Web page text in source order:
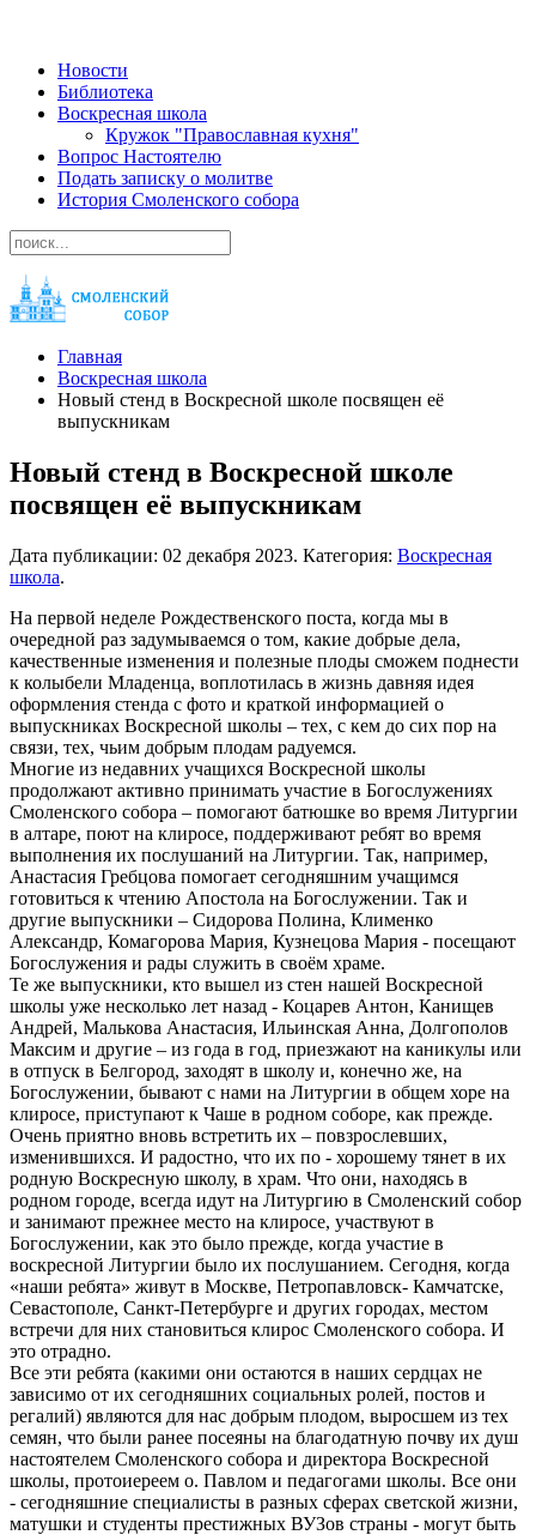
Новости
Библиотека
Воскресная школа
Кружок "Православная кухня"
Вопрос Настоятелю
Подать записку о молитве
История Смоленского собора
Главная
Воскресная школа
Новый стенд в Воскресной школе посвящен её
выпускникам
Новый стенд в Воскресной школе
посвящен её выпускникам
Дата публикации: 02 декабря 2023. Категория: Воскресная
школа.
На первой неделе Рождественского поста, когда мы в
очередной раз задумываемся о том, какие добрые дела,
качественные изменения и полезные плоды сможем поднести
к колыбели Младенца, воплотилась в жизнь давняя идея
оформления стенда с фото и краткой информацией о
выпускниках Воскресной школы – тех, с кем до сих пор на
связи, тех, чьим добрым плодам радуемся.
Многие из недавних учащихся Воскресной школы
продолжают активно принимать участие в Богослужениях
Смоленского собора – помогают батюшке во время Литургии
в алтаре, поют на клиросе, поддерживают ребят во время
выполнения их послушаний на Литургии. Так, например,
Анастасия Гребцова помогает сегодняшним учащимся
готовиться к чтению Апостола на Богослужении. Так и
другие выпускники – Сидорова Полина, Клименко
Александр, Комагорова Мария, Кузнецова Мария - посещают
Богослужения и рады служить в своём храме.
Те же выпускники, кто вышел из стен нашей Воскресной
школы уже несколько лет назад - Коцарев Антон, Канищев
Андрей, Малькова Анастасия, Ильинская Анна, Долгополов
Максим и другие – из года в год, приезжают на каникулы или
в отпуск в Белгород, заходят в школу и, конечно же, на
Богослужении, бывают с нами на Литургии в общем хоре на
клиросе, приступают к Чаше в родном соборе, как прежде.
Очень приятно вновь встретить их – повзрослевших,
изменившихся. И радостно, что их по - хорошему тянет в их
родную Воскресную школу, в храм. Что они, находясь в
родном городе, всегда идут на Литургию в Смоленский собор
и занимают прежнее место на клиросе, участвуют в
Богослужении, как это было прежде, когда участие в
воскресной Литургии было их послушанием. Сегодня, когда
«наши ребята» живут в Москве, Петропавловск- Камчатске,
Севастополе, Санкт-Петербурге и других городах, местом
встречи для них становиться клирос Смоленского собора. И
это отрадно.
Все эти ребята (какими они остаются в наших сердцах не
зависимо от их сегодняшних социальных ролей, постов и
регалий) являются для нас добрым плодом, выросшем из тех
семян, что были ранее посеяны на благодатную почву их душ
настоятелем Смоленского собора и директора Воскресной
школы, протоиереем о. Павлом и педагогами школы. Все они
- сегодняшние специалисты в разных сферах светской жизни,
матушки и студенты престижных ВУЗов страны - могут быть